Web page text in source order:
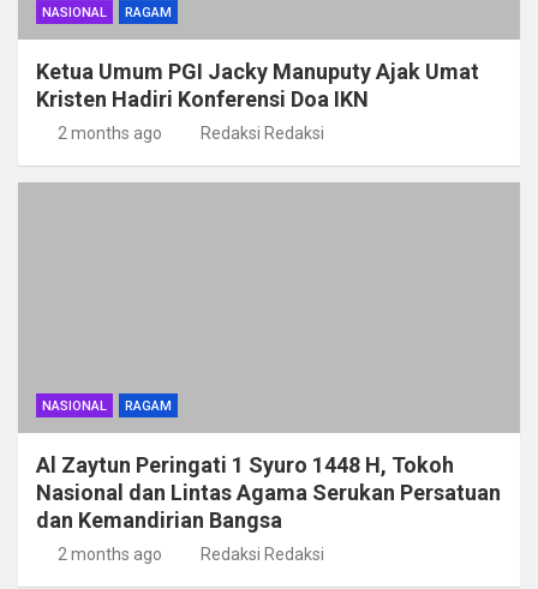
NASIONAL RAGAM
Ketua Umum PGI Jacky Manuputy Ajak Umat
Kristen Hadiri Konferensi Doa IKN
2 months ago Redaksi Redaksi
NASIONAL RAGAM
Al Zaytun Peringati 1 Syuro 1448 H, Tokoh
Nasional dan Lintas Agama Serukan Persatuan
dan Kemandirian Bangsa
2 months ago Redaksi Redaksi